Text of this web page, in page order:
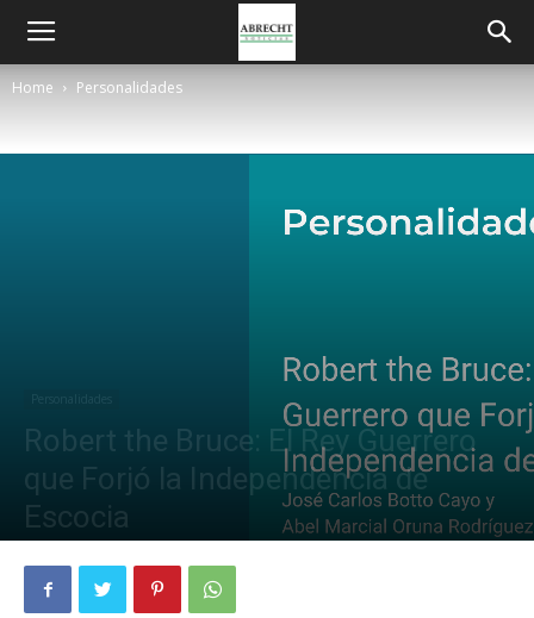
Home Personalidades
Robert the Bruce: El Rey Guerrero
que Forjó la Independencia de
Escocia